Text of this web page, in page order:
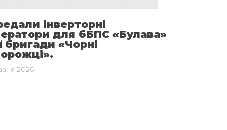
інверторні
для бБПС «Булава»
бригади «Чорні
2026